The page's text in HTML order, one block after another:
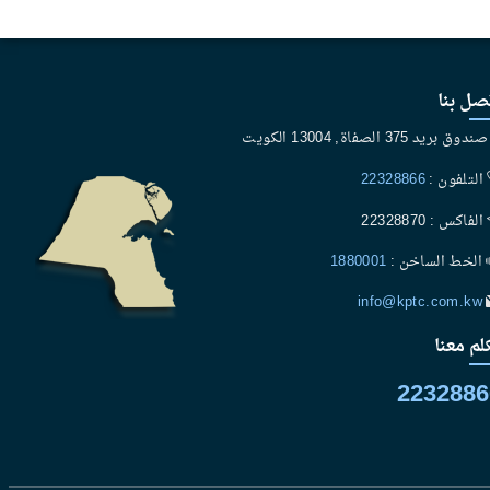
بنا
بريد 375 الصفاة, 13004 الكويت
التلفون :22328866
الفاكس : 22328870
الخط الساخن : 1880001
info@kptc.com.kw
معنا